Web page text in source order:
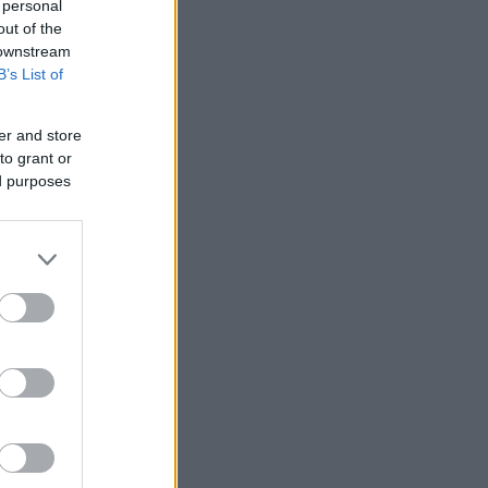
of the
List of
and store
grant or
purposes